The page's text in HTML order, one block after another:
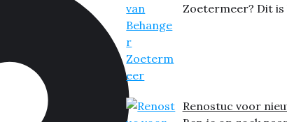
Zoetermeer? Dit is
Renostuc voor